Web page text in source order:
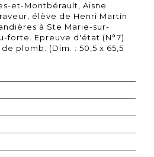
et-Montbérault, Aisne
élève de Henri Martin
à Ste Marie-sur-
forte. Epreuve d'état (N°7)
plomb. (Dim. : 50,5 x 65,5